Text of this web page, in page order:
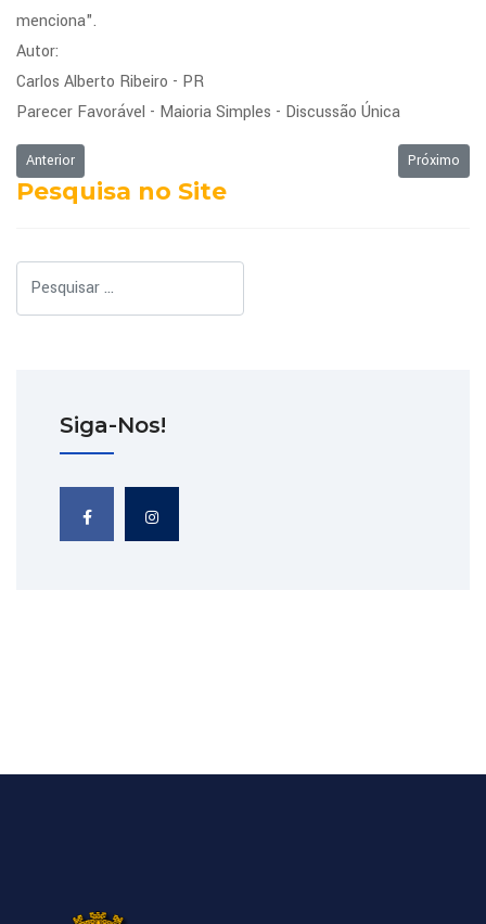
menciona".
Autor:
Carlos Alberto Ribeiro - PR
Parecer Favorável - Maioria Simples - Discussão Única
Artigo anterior: Ordem do Dia da Sessão Ordinária de 04/11/2013
Anterior Próximo
Próximo
Pesquisa no Site
Siga-Nos!